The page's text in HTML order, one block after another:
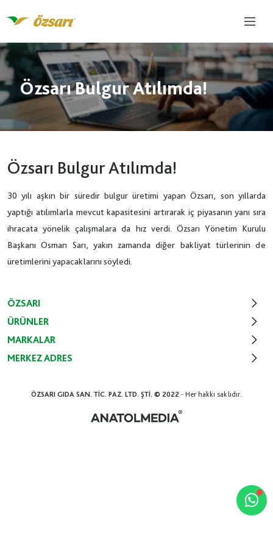
Özsarı Bulgur Atılımda!
Özsarı Bulgur Atılımda!
30 yılı aşkın bir süredir bulgur üretimi yapan Özsarı, son yıllarda
yaptığı atılımlarla mevcut kapasitesini artırarak iç piyasanın yanı sıra
ihracata yönelik çalışmalara da hız verdi. Özsarı Yönetim Kurulu
Başkanı Osman Sarı, yakın zamanda diğer bakliyat türlerinin de
üretimlerini yapacaklarını söyledi.
ÖZSARI
ÜRÜNLER
MARKALAR
MERKEZ ADRES
ÖZSARI GIDA SAN. TİC. PAZ. LTD. ŞTİ. © 2022 - Her hakkı saklıdır.